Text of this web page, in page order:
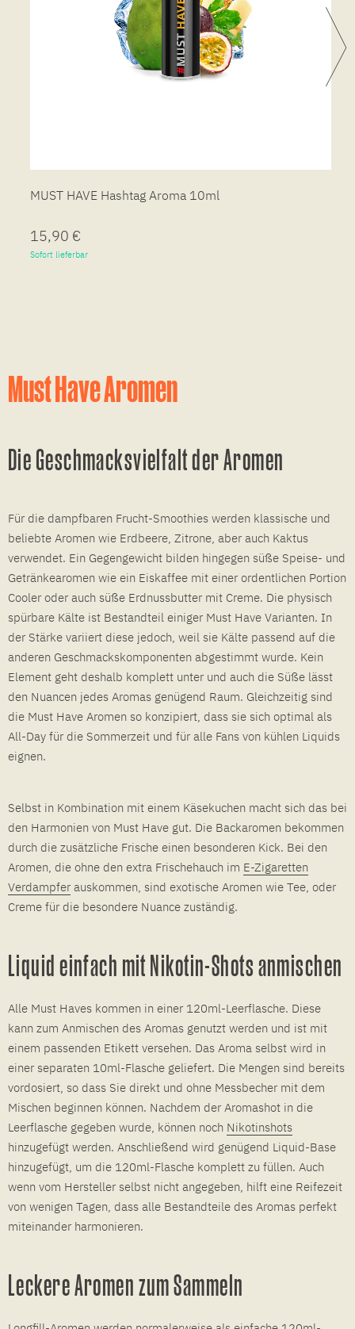
MUST HAVE Hashtag Aroma 10ml
15,90 €
Sofort lieferbar
Must Have Aromen
Die Geschmacksvielfalt der Aromen
Für die dampfbaren Frucht-Smoothies werden klassische und
beliebte Aromen wie Erdbeere, Zitrone, aber auch Kaktus
verwendet. Ein Gegengewicht bilden hingegen süße Speise- und
Getränkearomen wie ein Eiskaffee mit einer ordentlichen Portion
Cooler oder auch süße Erdnussbutter mit Creme. Die physisch
spürbare Kälte ist Bestandteil einiger Must Have Varianten. In
der Stärke variiert diese jedoch, weil sie Kälte passend auf die
anderen Geschmackskomponenten abgestimmt wurde. Kein
Element geht deshalb komplett unter und auch die Süße lässt
den Nuancen jedes Aromas genügend Raum. Gleichzeitig sind
die Must Have Aromen so konzipiert, dass sie sich optimal als
All-Day für die Sommerzeit und für alle Fans von kühlen Liquids
eignen.
Selbst in Kombination mit einem Käsekuchen macht sich das bei
den Harmonien von Must Have gut. Die Backaromen bekommen
durch die zusätzliche Frische einen besonderen Kick. Bei den
Aromen, die ohne den extra Frischehauch im E-Zigaretten
Verdampfer auskommen, sind exotische Aromen wie Tee, oder
Creme für die besondere Nuance zuständig.
Liquid einfach mit Nikotin-Shots anmischen
Alle Must Haves kommen in einer 120ml-Leerflasche. Diese
kann zum Anmischen des Aromas genutzt werden und ist mit
einem passenden Etikett versehen. Das Aroma selbst wird in
einer separaten 10ml-Flasche geliefert. Die Mengen sind bereits
vordosiert, so dass Sie direkt und ohne Messbecher mit dem
Mischen beginnen können. Nachdem der Aromashot in die
Leerflasche gegeben wurde, können noch Nikotinshots
hinzugefügt werden. Anschließend wird genügend Liquid-Base
hinzugefügt, um die 120ml-Flasche komplett zu füllen. Auch
wenn vom Hersteller selbst nicht angegeben, hilft eine Reifezeit
von wenigen Tagen, dass alle Bestandteile des Aromas perfekt
miteinander harmonieren.
Leckere Aromen zum Sammeln